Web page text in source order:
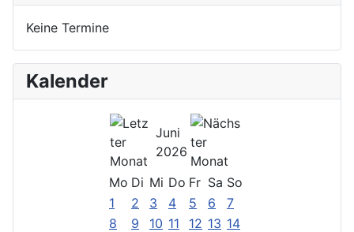
Keine Termine
Kalender
Juni
2026
Mo Di Mi Do Fr Sa So
1
2 3 4 5 6
7
8
9 10 11 12 13 14